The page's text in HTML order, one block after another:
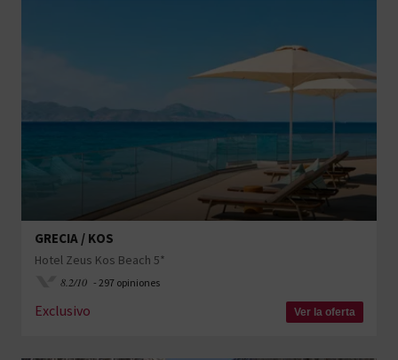
GRECIA / KOS
Hotel Zeus Kos Beach 5*
8.2/10 - 297 opiniones
Exclusivo Ver la oferta